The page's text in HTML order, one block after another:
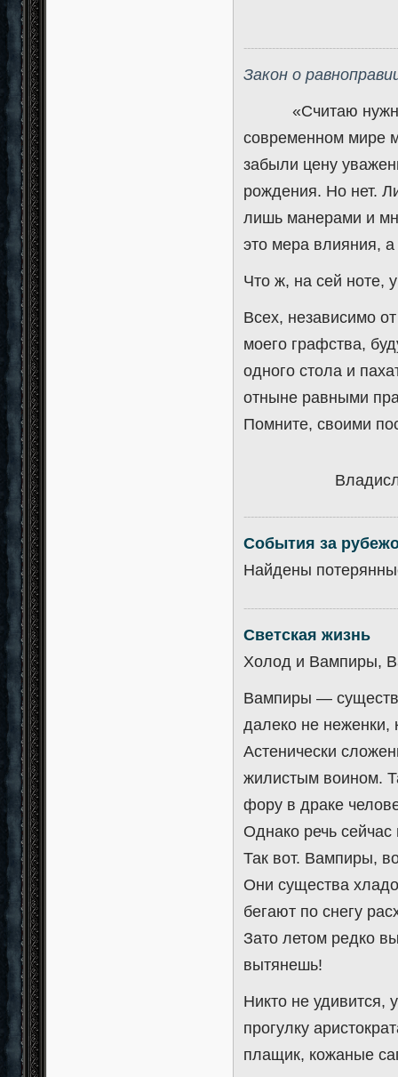
Закон о
«Считаю нужным
современном мире
забыли цену
рождения. Но нет.
лишь манерами и
это мера влияния,
Что ж, на сей ноте,
Всех, независимо
моего графства,
одного стола и
отныне равными
Помните, своими
События за
Найдены
Светская жизнь
Холод и Вампиры,
Вампиры —
далеко не неженки,
Астенически
жилистым воином.
фору в драке
Однако речь
Так вот. Вампиры,
Они существа
бегают по снегу
Зато летом редко
вытянешь!
Никто не
прогулку
плащик, кожаные